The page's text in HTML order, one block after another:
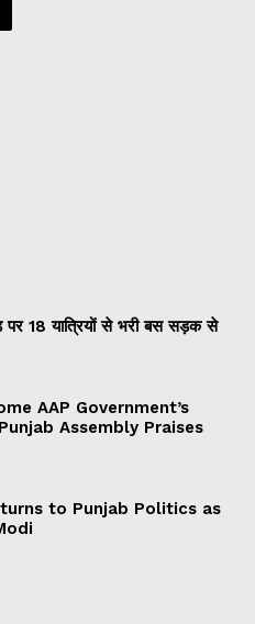
पर 18 यात्रियों से भरी बस सड़क से
AAP Government’s
Assembly Praises
to Punjab Politics as